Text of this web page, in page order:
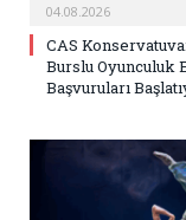
04.08.2026
CAS
Burslu Oyunculuk
Başvuruları